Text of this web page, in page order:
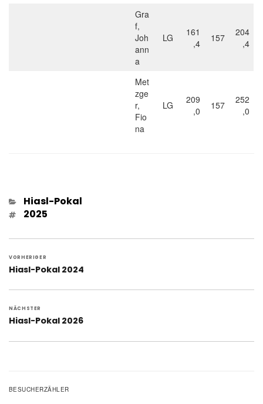
Gra
f,
Joh
ann
a
LG
161
,4
157
204
,4
Met
zge
r,
Fio
na
LG
209
,0
157
252
,0
Kategorien
Hiasl-Pokal
Schlagwörter
2025
VORHERIGER
Vorheriger
Hiasl-Pokal 2024
NÄCHSTER
Nächster
Hiasl-Pokal 2026
BESUCHERZÄHLER